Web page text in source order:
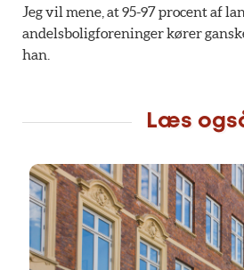
Jeg vil mene, at 95-97 procent af
andelsboligforeninger kører
han.
Læs